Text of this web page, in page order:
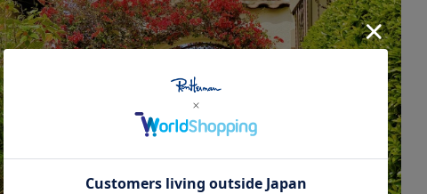
30年続くファクトリーメーカー。一点一点を職人が丁寧に手掛け、
地が欧州でも人気を博しています。